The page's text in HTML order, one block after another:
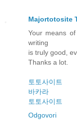
Majortotosite
Your means
writing
is truly good,
Thanks a lot.
토토사이트
바카라
토토사이트
Odgovori